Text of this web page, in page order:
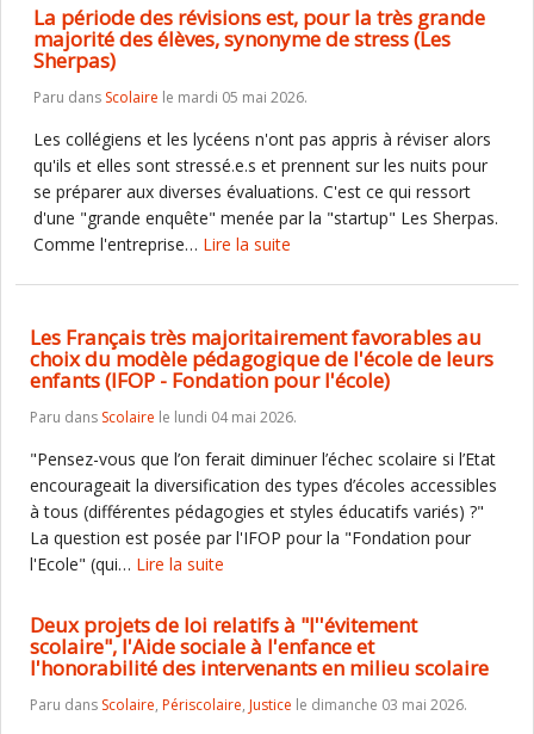
La période des révisions est, pour la très grande
majorité des élèves, synonyme de stress (Les
Sherpas)
Paru dans Scolaire le mardi 05 mai 2026.
Les collégiens et les lycéens n'ont pas appris à réviser alors
qu'ils et elles sont stressé.e.s et prennent sur les nuits pour
se préparer aux diverses évaluations. C'est ce qui ressort
d'une "grande enquête" menée par la "startup" Les Sherpas.
Comme l'entreprise… Lire la suite
Les Français très majoritairement favorables au
choix du modèle pédagogique de l'école de leurs
enfants (IFOP - Fondation pour l'école)
Paru dans Scolaire le lundi 04 mai 2026.
"Pensez-vous que l’on ferait diminuer l’échec scolaire si l’Etat
encourageait la diversification des types d’écoles accessibles
à tous (différentes pédagogies et styles éducatifs variés) ?"
La question est posée par l'IFOP pour la "Fondation pour
l'Ecole" (qui… Lire la suite
Deux projets de loi relatifs à "l''évitement
scolaire", l'Aide sociale à l'enfance et
l'honorabilité des intervenants en milieu scolaire
Paru dans Scolaire, Périscolaire, Justice le dimanche 03 mai 2026.